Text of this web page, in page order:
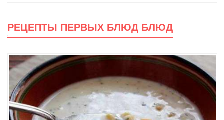
РЕЦЕПТЫ ПЕРВЫХ БЛЮД БЛЮД